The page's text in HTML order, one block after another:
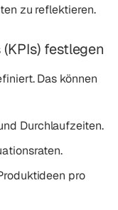
zu reflektieren.
festlegen
Das können
Durchlaufzeiten.
pro